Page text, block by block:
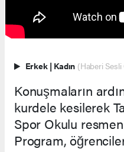
Erkek | Kadın (Haberi
Konuşmaların
kurdele kesilerek
Spor Okulu
Program,